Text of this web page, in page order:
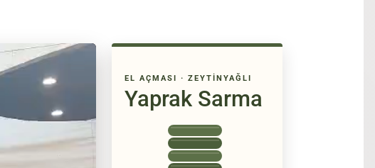
EL AÇMASI · ZEYTINYAĞLI
Yaprak Sarma